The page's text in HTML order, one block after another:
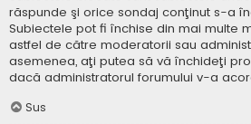
răspunde şi orice sondaj conţinut s-a
Subiectele pot fi închise din mai multe
astfel de către moderatorii sau
asemenea, aţi putea să vă închideţi
dacă administratorul forumului v-a
Sus